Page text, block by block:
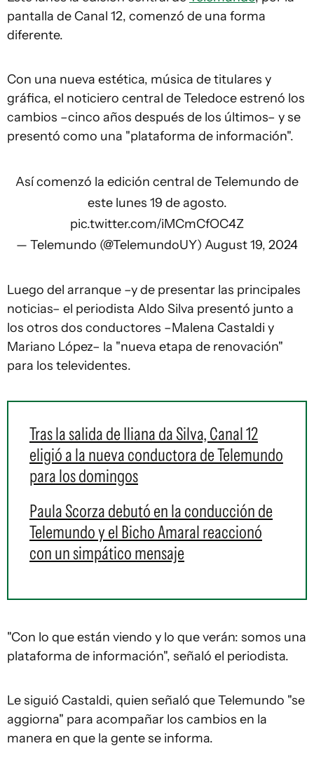
pantalla de Canal 12, comenzó de una forma
diferente.
Con una nueva estética, música de titulares y
gráfica, el noticiero central de Teledoce estrenó los
cambios –cinco años después de los últimos– y se
presentó como una "plataforma de información".
Así comenzó la edición central de Telemundo de
este lunes 19 de agosto.
pic.twitter.com/iMCmCfOC4Z
— Telemundo (@TelemundoUY) August 19, 2024
Luego del arranque –y de presentar las principales
noticias– el periodista Aldo Silva presentó junto a
los otros dos conductores –Malena Castaldi y
Mariano López– la "nueva etapa de renovación"
para los televidentes.
Tras la salida de Iliana da Silva, Canal 12
eligió a la nueva conductora de Telemundo
para los domingos
Paula Scorza debutó en la conducción de
Telemundo y el Bicho Amaral reaccionó
con un simpático mensaje
"Con lo que están viendo y lo que verán: somos una
plataforma de información", señaló el periodista.
Le siguió Castaldi, quien señaló que Telemundo "se
aggiorna" para acompañar los cambios en la
manera en que la gente se informa.